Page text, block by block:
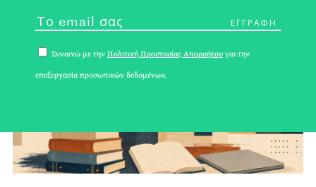
Συναινώ με την Πολιτική Προστασίας Απορρήτου για την
επεξεργασία προσωπικών δεδομένων.